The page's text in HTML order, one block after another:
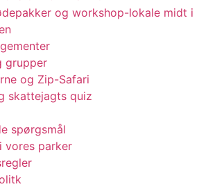
og workshop-lokale midt i
grupper
og Zip-Safari
skattejagts quiz
spørgsmål
vores parker